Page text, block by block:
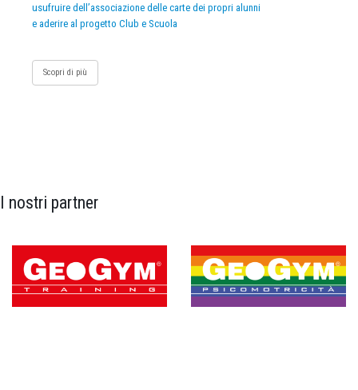
usufruire dell’associazione delle carte dei propri alunni
e aderire al progetto Club e Scuola
Scopri di più
I nostri partner